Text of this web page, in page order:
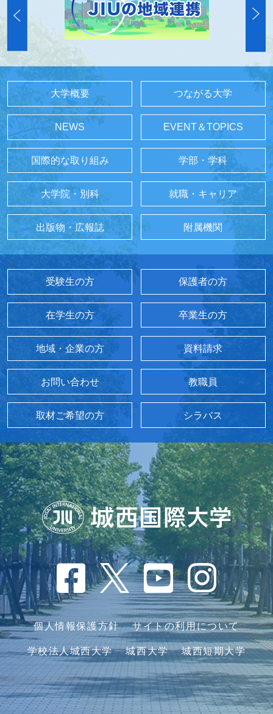
大学概要 つながる大学
NEWS EVENT＆TOPICS
国際的な取り組み 学部・学科
大学院・別科 就職・キャリア
出版物・広報誌 附属機関
受験生の方 保護者の方
在学生の方 卒業生の方
地域・企業の方 資料請求
お問い合わせ 教職員
取材ご希望の方 シラバス
個人情報保護方針 サイトの利用について
学校法人城西大学 城西大学 城西短期大学